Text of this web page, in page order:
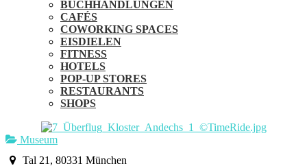
BUCHHANDLUNGEN
CAFÉS
COWORKING SPACES
EISDIELEN
FITNESS
HOTELS
POP-UP STORES
RESTAURANTS
SHOPS
Museum
Tal 21, 80331 München